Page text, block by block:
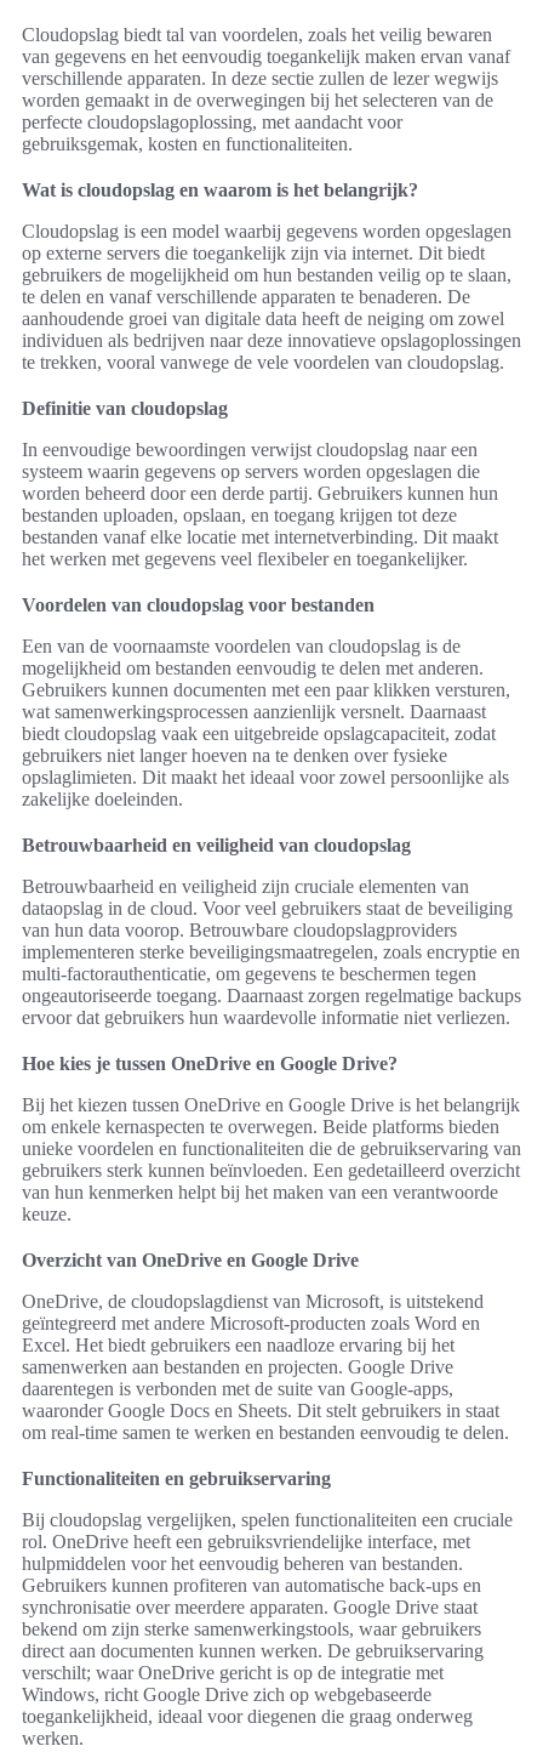
Cloudopslag biedt tal van voordelen, zoals het veilig bewaren
van gegevens en het eenvoudig toegankelijk maken ervan vanaf
verschillende apparaten. In deze sectie zullen de lezer wegwijs
worden gemaakt in de overwegingen bij het selecteren van de
perfecte cloudopslagoplossing, met aandacht voor
gebruiksgemak, kosten en functionaliteiten.
Wat is cloudopslag en waarom is het belangrijk?
Cloudopslag is een model waarbij gegevens worden opgeslagen
op externe servers die toegankelijk zijn via internet. Dit biedt
gebruikers de mogelijkheid om hun bestanden veilig op te slaan,
te delen en vanaf verschillende apparaten te benaderen. De
aanhoudende groei van digitale data heeft de neiging om zowel
individuen als bedrijven naar deze innovatieve opslagoplossingen
te trekken, vooral vanwege de vele voordelen van cloudopslag.
Definitie van cloudopslag
In eenvoudige bewoordingen verwijst cloudopslag naar een
systeem waarin gegevens op servers worden opgeslagen die
worden beheerd door een derde partij. Gebruikers kunnen hun
bestanden uploaden, opslaan, en toegang krijgen tot deze
bestanden vanaf elke locatie met internetverbinding. Dit maakt
het werken met gegevens veel flexibeler en toegankelijker.
Voordelen van cloudopslag voor bestanden
Een van de voornaamste voordelen van cloudopslag is de
mogelijkheid om bestanden eenvoudig te delen met anderen.
Gebruikers kunnen documenten met een paar klikken versturen,
wat samenwerkingsprocessen aanzienlijk versnelt. Daarnaast
biedt cloudopslag vaak een uitgebreide opslagcapaciteit, zodat
gebruikers niet langer hoeven na te denken over fysieke
opslaglimieten. Dit maakt het ideaal voor zowel persoonlijke als
zakelijke doeleinden.
Betrouwbaarheid en veiligheid van cloudopslag
Betrouwbaarheid en veiligheid zijn cruciale elementen van
dataopslag in de cloud. Voor veel gebruikers staat de beveiliging
van hun data voorop. Betrouwbare cloudopslagproviders
implementeren sterke beveiligingsmaatregelen, zoals encryptie en
multi-factorauthenticatie, om gegevens te beschermen tegen
ongeautoriseerde toegang. Daarnaast zorgen regelmatige backups
ervoor dat gebruikers hun waardevolle informatie niet verliezen.
Hoe kies je tussen OneDrive en Google Drive?
Bij het kiezen tussen OneDrive en Google Drive is het belangrijk
om enkele kernaspecten te overwegen. Beide platforms bieden
unieke voordelen en functionaliteiten die de gebruikservaring van
gebruikers sterk kunnen beïnvloeden. Een gedetailleerd overzicht
van hun kenmerken helpt bij het maken van een verantwoorde
keuze.
Overzicht van OneDrive en Google Drive
OneDrive, de cloudopslagdienst van Microsoft, is uitstekend
geïntegreerd met andere Microsoft-producten zoals Word en
Excel. Het biedt gebruikers een naadloze ervaring bij het
samenwerken aan bestanden en projecten. Google Drive
daarentegen is verbonden met de suite van Google-apps,
waaronder Google Docs en Sheets. Dit stelt gebruikers in staat
om real-time samen te werken en bestanden eenvoudig te delen.
Functionaliteiten en gebruikservaring
Bij cloudopslag vergelijken, spelen functionaliteiten een cruciale
rol. OneDrive heeft een gebruiksvriendelijke interface, met
hulpmiddelen voor het eenvoudig beheren van bestanden.
Gebruikers kunnen profiteren van automatische back-ups en
synchronisatie over meerdere apparaten. Google Drive staat
bekend om zijn sterke samenwerkingstools, waar gebruikers
direct aan documenten kunnen werken. De gebruikservaring
verschilt; waar OneDrive gericht is op de integratie met
Windows, richt Google Drive zich op webgebaseerde
toegankelijkheid, ideaal voor diegenen die graag onderweg
werken.